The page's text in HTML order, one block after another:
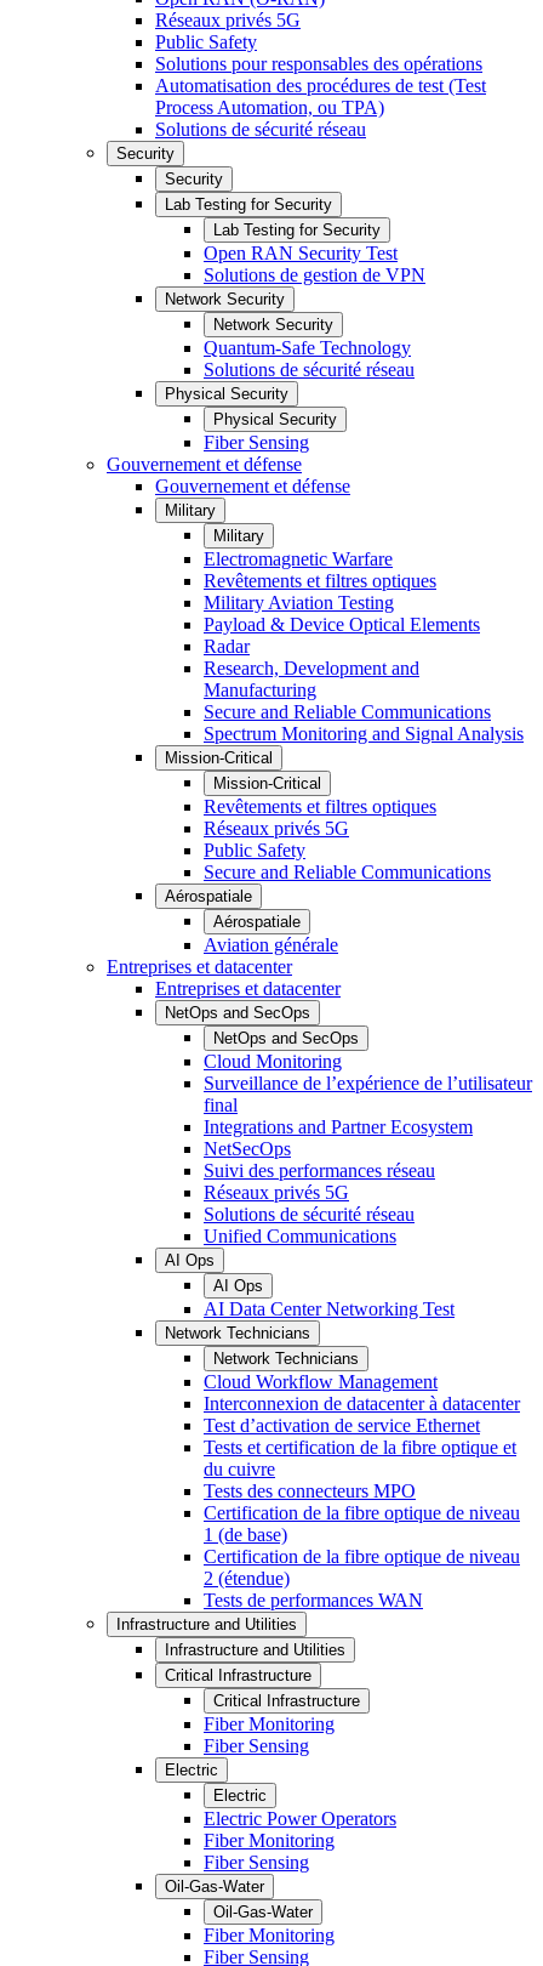
Réseaux privés 5G
Public Safety
Solutions pour responsables des opérations
Automatisation des procédures de test (Test
Process Automation, ou TPA)
Solutions de sécurité réseau
Security
Security
Lab Testing for Security
Lab Testing for Security
Open RAN Security Test
Solutions de gestion de VPN
Network Security
Network Security
Quantum-Safe Technology
Solutions de sécurité réseau
Physical Security
Physical Security
Fiber Sensing
Gouvernement et défense
Gouvernement et défense
Military
Military
Electromagnetic Warfare
Revêtements et filtres optiques
Military Aviation Testing
Payload & Device Optical Elements
Radar
Research, Development and
Manufacturing
Secure and Reliable Communications
Spectrum Monitoring and Signal Analysis
Mission-Critical
Mission-Critical
Revêtements et filtres optiques
Réseaux privés 5G
Public Safety
Secure and Reliable Communications
Aérospatiale
Aérospatiale
Aviation générale
Entreprises et datacenter
Entreprises et datacenter
NetOps and SecOps
NetOps and SecOps
Cloud Monitoring
Surveillance de l’expérience de l’utilisateur
final
Integrations and Partner Ecosystem
NetSecOps
Suivi des performances réseau
Réseaux privés 5G
Solutions de sécurité réseau
Unified Communications
AI Ops
AI Ops
AI Data Center Networking Test
Network Technicians
Network Technicians
Cloud Workflow Management
Interconnexion de datacenter à datacenter
Test d’activation de service Ethernet
Tests et certification de la fibre optique et
du cuivre
Tests des connecteurs MPO
Certification de la fibre optique de niveau
1 (de base)
Certification de la fibre optique de niveau
2 (étendue)
Tests de performances WAN
Infrastructure and Utilities
Infrastructure and Utilities
Critical Infrastructure
Critical Infrastructure
Fiber Monitoring
Fiber Sensing
Electric
Electric
Electric Power Operators
Fiber Monitoring
Fiber Sensing
Oil-Gas-Water
Oil-Gas-Water
Fiber Monitoring
Fiber Sensing